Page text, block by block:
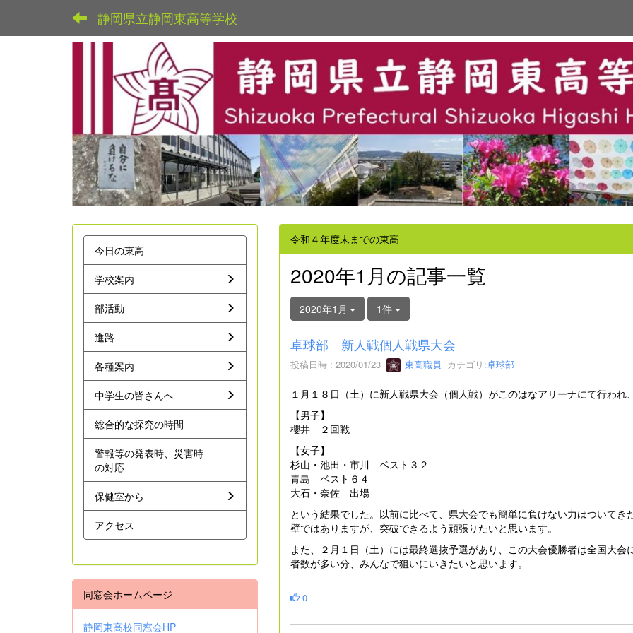
静岡県立静岡東高等学校
令和４年度末までの東高
2020年1月の記事一覧
2020年1月 1件
卓球部 新人戦個人戦県大会
投稿日時 : 2020/01/23 東高職員 カテゴリ:卓球部
１月１８日（土）に新人戦県大会（個人戦）がこのはなアリーナにて行わ
【男子】
櫻井 ２回戦
【女子】
杉山・池田・市川 ベスト３２
青島 ベスト６４
大石・奈佐 出場
という結果でした。以前に比べて、県大会でも簡単に負けない力はついて
壁ではありますが、突破できるよう頑張りたいと思います。
また、２月１日（土）には最終選抜予選があり、この大会優勝者は全国大
者数が多い分、みんなで狙いにいきたいと思います。
0
今日の東高
学校案内
部活動
進路
各種案内
中学生の皆さんへ
総合的な探究の時間
警報等の発表時、災害時
の対応
保健室から
アクセス
同窓会ホームページ
静岡東高校同窓会HP